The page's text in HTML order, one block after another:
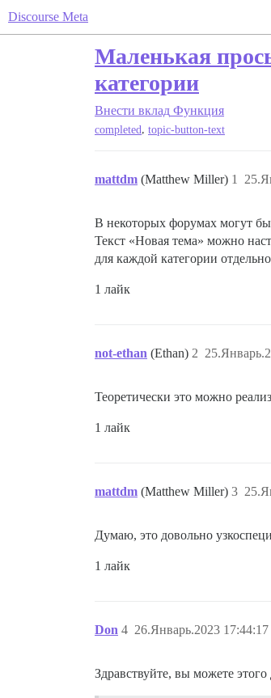
Discourse Meta
Маленькая
категории
Внести вклад Функция
completed, topic-button-text
mattdm (Matthew Miller) 1
В некоторых форумах могут
Текст «Новая тема» можно
для каждой категории
1 лайк
not-ethan (Ethan) 2
Теоретически это можно
1 лайк
mattdm (Matthew Miller) 3
Думаю, это довольно
1 лайк
Don 26.Январь.2023 17:44:17
4
Здравствуйте, вы можете